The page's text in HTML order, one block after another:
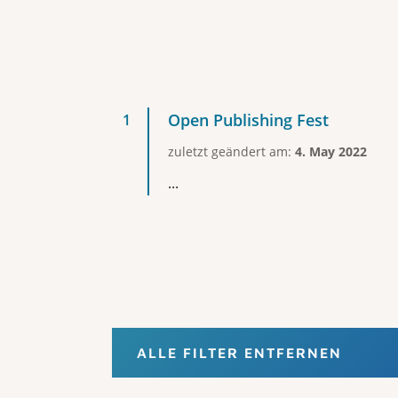
Open Publishing Fest
zuletzt geändert am: 4. May 2022
...
ALLE FILTER ENTFERNEN